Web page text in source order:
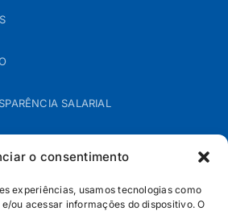
o consentimento
experiências, usamos tecnologias como
ou acessar informações do dispositivo. O
SALARIAL